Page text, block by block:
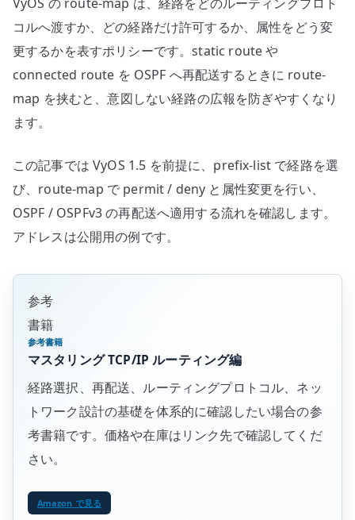
へ
の
コルへ渡すか、どの経路だけ許可するか、属性をどう変
更するかを表すポリシーです。static route や
connected route を OSPF へ再配送するときに route-
map を挟むと、意図しない経路の広報を防ぎやすくなり
ます。
この記事では VyOS 1.5 を前提に、prefix-list で経路を選
び、route-map で permit / deny と属性変更を行い、
OSPF / OSPFv3 の再配送へ適用する流れを確認します。
アドレスは公開用の例です。
参考
書籍
参考書籍
マスタリング TCP/IP ルーティング編
経路選択、再配送、ルーティングプロトコル、ネッ
トワーク設計の基礎を体系的に確認したい場合の参
考書籍です。価格や在庫はリンク先で確認してくだ
さい。
Amazon で見る